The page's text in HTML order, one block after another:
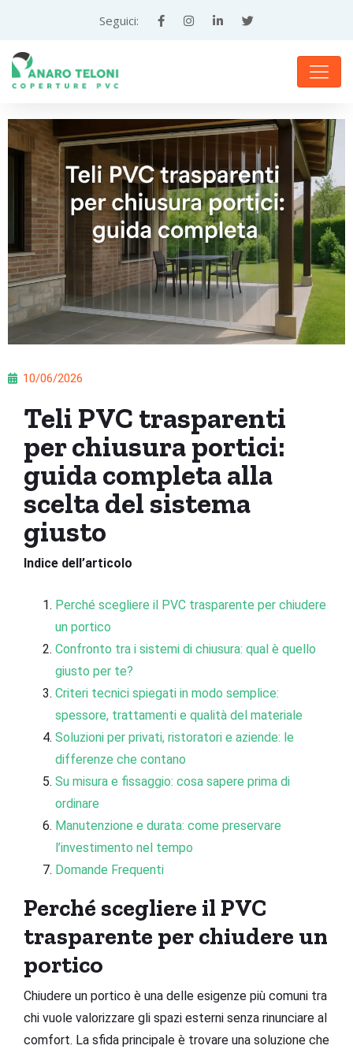
Coperture
in
PVC
su
Misura
—
Panaro
Teloni,
Altamura
Seguici:
10/06/2026
Teli PVC trasparenti
per chiusura portici:
guida completa alla
scelta del sistema
giusto
Indice dell’articolo
Perché scegliere il PVC trasparente per chiudere
un portico
Confronto tra i sistemi di chiusura: qual è quello
giusto per te?
Criteri tecnici spiegati in modo semplice:
spessore, trattamenti e qualità del materiale
Soluzioni per privati, ristoratori e aziende: le
differenze che contano
Su misura e fissaggio: cosa sapere prima di
ordinare
Manutenzione e durata: come preservare
l’investimento nel tempo
Domande Frequenti
Perché scegliere il PVC
trasparente per chiudere un
portico
Chiudere un portico è una delle esigenze più comuni tra
chi vuole valorizzare gli spazi esterni senza rinunciare al
comfort. La sfida principale è trovare una soluzione che